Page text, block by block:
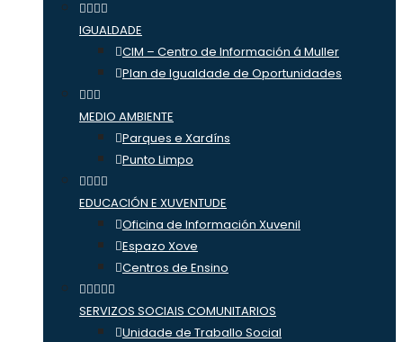
IGUALDADE
CIM – Centro de Información á Muller
Plan de Igualdade de Oportunidades
MEDIO AMBIENTE
Parques e Xardíns
Punto Limpo
EDUCACIÓN E XUVENTUDE
Oficina de Información Xuvenil
Espazo Xove
Centros de Ensino
SERVIZOS SOCIAIS COMUNITARIOS
Unidade de Traballo Social